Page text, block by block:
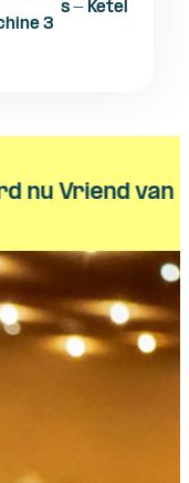
3
s - Ketel 1
Vriend van